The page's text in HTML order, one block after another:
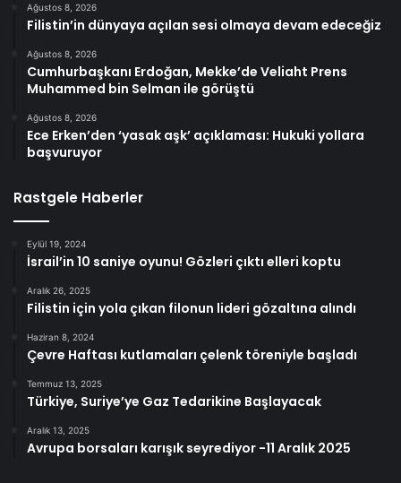
Ağustos 8, 2026
Filistin’in dünyaya açılan sesi olmaya devam edeceğiz
Ağustos 8, 2026
Cumhurbaşkanı Erdoğan, Mekke’de Veliaht Prens
Muhammed bin Selman ile görüştü
Ağustos 8, 2026
Ece Erken’den ‘yasak aşk’ açıklaması: Hukuki yollara
başvuruyor
Rastgele Haberler
Eylül 19, 2024
İsrail’in 10 saniye oyunu! Gözleri çıktı elleri koptu
Aralık 26, 2025
Filistin için yola çıkan filonun lideri gözaltına alındı
Haziran 8, 2024
Çevre Haftası kutlamaları çelenk töreniyle başladı
Temmuz 13, 2025
Türkiye, Suriye’ye Gaz Tedarikine Başlayacak
Aralık 13, 2025
Avrupa borsaları karışık seyrediyor -11 Aralık 2025